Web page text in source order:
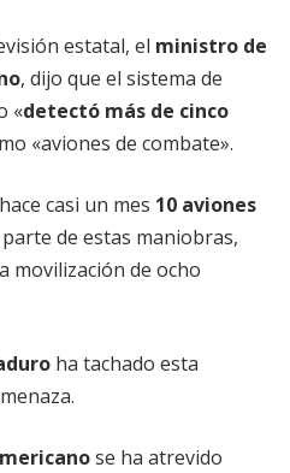
estatal, el ministro de
, dijo que el sistema de
«detectó más de cinco
«aviones de combate».
casi un mes 10 aviones
de estas maniobras,
movilización de ocho
ha tachado esta
se ha atrevido